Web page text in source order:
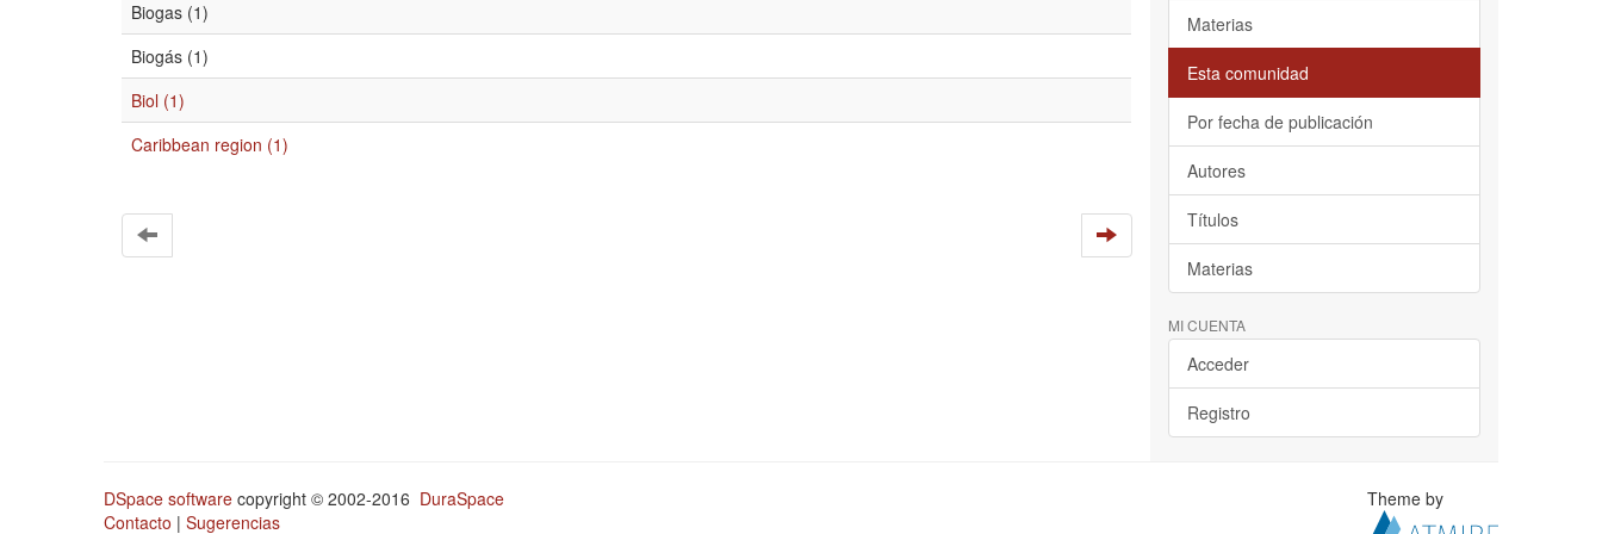
Biogas (1)
Biogás (1)
Biol (1)
Caribbean region (1)
Materias
Esta comunidad
Por fecha de publicación
Autores
Títulos
Materias
MI CUENTA
Acceder
Registro
DSpace software copyright © 2002-2016 DuraSpace
Contacto | Sugerencias
Theme by